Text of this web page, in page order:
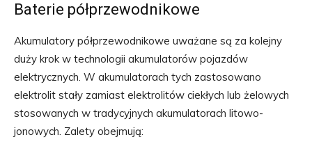
Baterie półprzewodnikowe
Akumulatory półprzewodnikowe uważane są za kolejny
duży krok w technologii akumulatorów pojazdów
elektrycznych. W akumulatorach tych zastosowano
elektrolit stały zamiast elektrolitów ciekłych lub żelowych
stosowanych w tradycyjnych akumulatorach litowo-
jonowych. Zalety obejmują: